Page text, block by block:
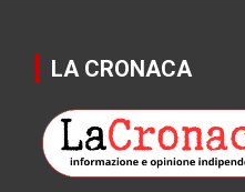
LA CRONACA